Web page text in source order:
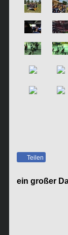
Teilen
ein großer